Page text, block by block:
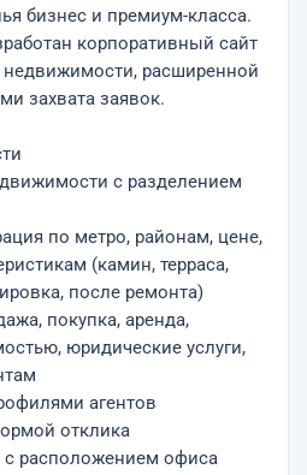
бизнес и премиум-класса.
корпоративный сайт
недвижимости, расширенной
захвата заявок.
с разделением
по метро, районам, цене,
(камин, терраса,
после ремонта)
покупка, аренда,
юридические услуги,
агентов
отклика
с расположением офиса